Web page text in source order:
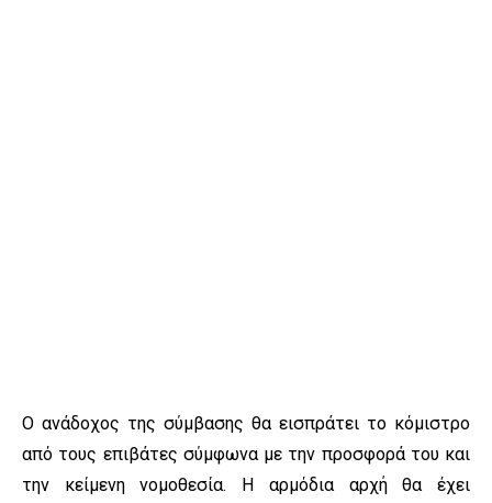
Ο ανάδοχος της σύμβασης θα εισπράτει το κόμιστρο
από τους επιβάτες σύμφωνα με την προσφορά του και
την κείμενη νομοθεσία. Η αρμόδια αρχή θα έχει